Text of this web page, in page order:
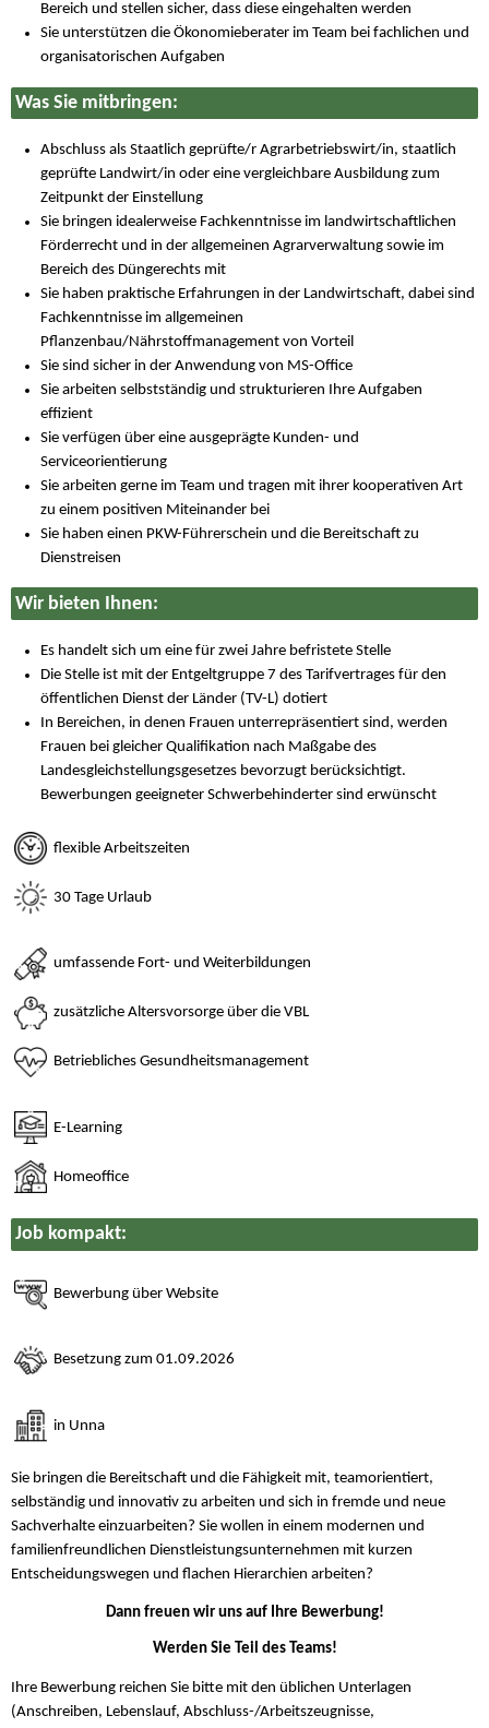
Bereich und stellen sicher, dass diese eingehalten werden
Sie unterstützen die Ökonomieberater im Team bei fachlichen und
organisatorischen Aufgaben
Was Sie mitbringen:
Abschluss als Staatlich geprüfte/r Agrarbetriebswirt/in, staatlich
geprüfte Landwirt/in oder eine vergleichbare Ausbildung zum
Zeitpunkt der Einstellung
Sie bringen idealerweise Fachkenntnisse im landwirtschaftlichen
Förderrecht und in der allgemeinen Agrarverwaltung sowie im
Bereich des Düngerechts mit
Sie haben praktische Erfahrungen in der Landwirtschaft, dabei sind
Fachkenntnisse im allgemeinen
Pflanzenbau/Nährstoffmanagement von Vorteil
Sie sind sicher in der Anwendung von MS-Office
Sie arbeiten selbstständig und strukturieren Ihre Aufgaben
effizient
Sie verfügen über eine ausgeprägte Kunden- und
Serviceorientierung
Sie arbeiten gerne im Team und tragen mit ihrer kooperativen Art
zu einem positiven Miteinander bei
Sie haben einen PKW-Führerschein und die Bereitschaft zu
Dienstreisen
Wir bieten Ihnen:
Es handelt sich um eine für zwei Jahre befristete Stelle
Die Stelle ist mit der Entgeltgruppe 7 des Tarifvertrages für den
öffentlichen Dienst der Länder (TV-L) dotiert
In Bereichen, in denen Frauen unterrepräsentiert sind, werden
Frauen bei gleicher Qualifikation nach Maßgabe des
Landesgleichstellungsgesetzes bevorzugt berücksichtigt.
Bewerbungen geeigneter Schwerbehinderter sind erwünscht
flexible Arbeitszeiten
30 Tage Urlaub
umfassende Fort- und Weiterbildungen
zusätzliche Altersvorsorge über die VBL
Betriebliches Gesundheitsmanagement
E-Learning
Homeoffice
Job kompakt:
Bewerbung über Website
Besetzung zum 01.09.2026
in Unna
Sie bringen die Bereitschaft und die Fähigkeit mit, teamorientiert,
selbständig und innovativ zu arbeiten und sich in fremde und neue
Sachverhalte einzuarbeiten? Sie wollen in einem modernen und
familienfreundlichen Dienstleistungsunternehmen mit kurzen
Entscheidungswegen und flachen Hierarchien arbeiten?
Dann freuen wir uns auf Ihre Bewerbung!
Werden Sie Teil des Teams!
Ihre Bewerbung reichen Sie bitte mit den üblichen Unterlagen
(Anschreiben, Lebenslauf, Abschluss-/Arbeitszeugnisse,